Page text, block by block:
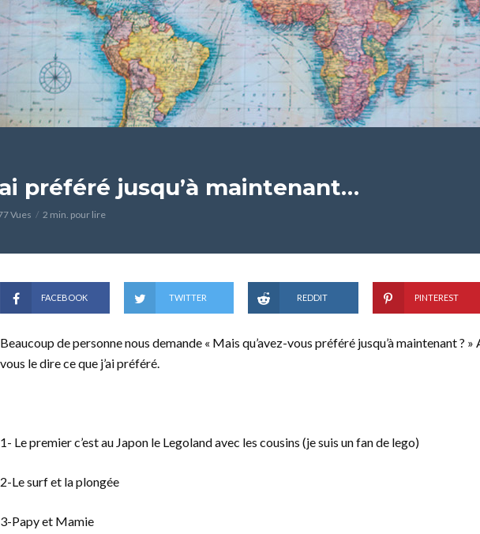
préféré jusqu’à maintenant…
Vues 2 min. pour lire
FACEBOOK TWITTER REDDIT PINTEREST
Beaucoup de personne nous demande « Mais qu’avez-vous préféré jusqu’à maintenant ? »
vous le dire ce que j’ai préféré.
1- Le premier c’est au Japon le Legoland avec les cousins (je suis un fan de lego)
2-Le surf et la plongée
3-Papy et Mamie